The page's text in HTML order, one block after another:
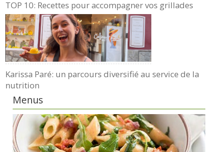
TOP 10: Recettes pour accompagner vos grillades
Karissa Paré: un parcours diversifié au service de la
nutrition
Menus